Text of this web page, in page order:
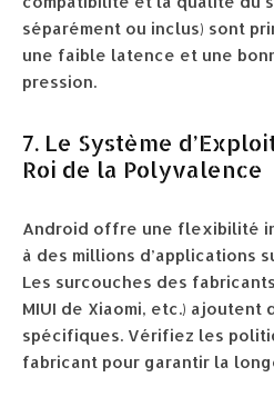
séparément ou inclus) sont
une faible latence et une
pression.
7. Le Système
Roi de la Polyvalence
Android offre une flexibilité
à des millions d’applications
Les surcouches des
MIUI de Xiaomi, etc.)
spécifiques. Vérifiez les
fabricant pour garantir la